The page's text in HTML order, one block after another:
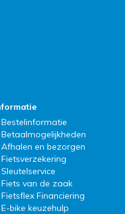
Bestelinformatie
Betaalmogelijkheden
Afhalen en bezorgen
Fietsverzekering
Sleutelservice
Fiets van de zaak
Fietsflex Financiering
E-bike keuzehulp